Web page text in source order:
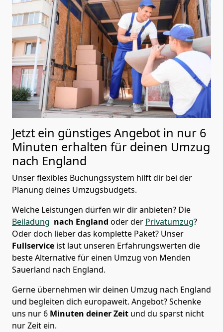
Jetzt ein günstiges Angebot in nur 6
Minuten erhalten für deinen Umzug
nach England
Unser flexibles Buchungssystem hilft dir bei der
Planung deines Umzugsbudgets.
Welche Leistungen dürfen wir dir anbieten? Die
Beiladung nach England oder der Privatumzug?
Oder doch lieber das komplette Paket? Unser
Fullservice ist laut unseren Erfahrungswerten die
beste Alternative für einen Umzug von Menden
Sauerland nach England.
Gerne übernehmen wir deinen Umzug nach England
und begleiten dich europaweit. Angebot? Schenke
uns nur 6 Minuten deiner Zeit und du sparst nicht
nur Zeit ein.